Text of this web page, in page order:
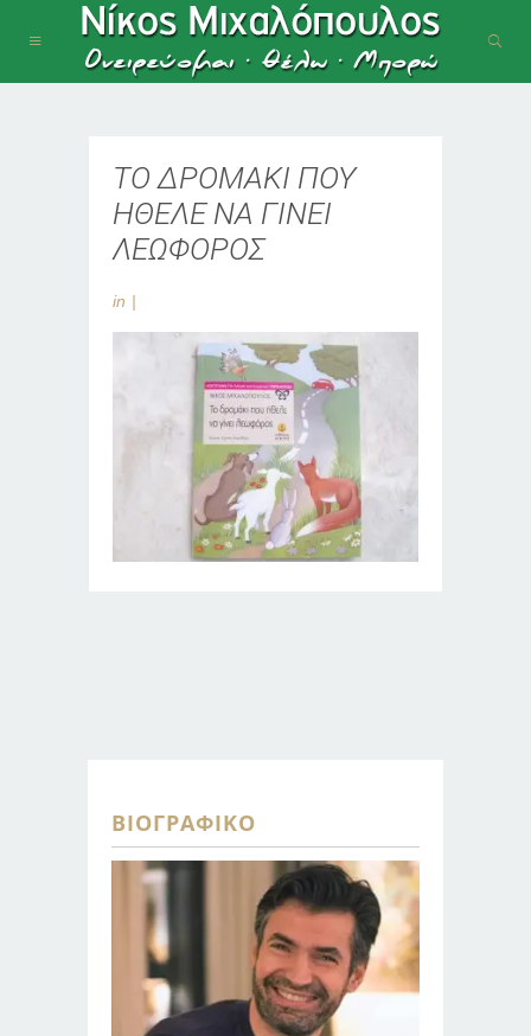
ΤΟ ΔΡΟΜΑΚΙ ΠΟΥ
ΗΘΕΛΕ ΝΑ ΓΙΝΕΙ
ΛΕΩΦΟΡΟΣ
in
ΒΙΟΓΡΑΦΙΚΌ